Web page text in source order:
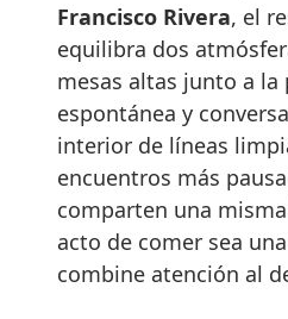
Francisco Rivera, el
equilibra dos
mesas altas junto a la
espontánea y
interior de líneas
encuentros más
comparten una
acto de comer sea
combine atención al